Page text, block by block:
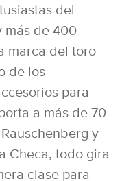
del
más de 400
marca del toro
de los
para
a más de 70
y
Checa, todo gira
clase para